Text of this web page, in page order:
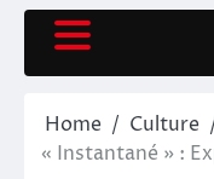
Home Culture
« Instantané » :